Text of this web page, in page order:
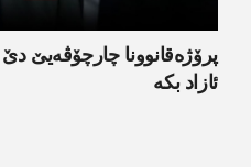
پرۆژەقانوونا چارچۆڤەیێ
ئازاد بکە